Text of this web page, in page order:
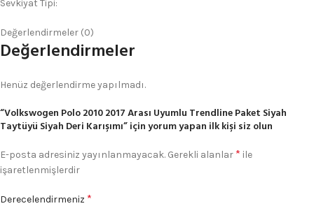
Sevkiyat Tipi:
Değerlendirmeler (0)
Değerlendirmeler
Henüz değerlendirme yapılmadı.
“Volkswogen Polo 2010 2017 Arası Uyumlu Trendline Paket Siyah
Taytüyü Siyah Deri Karışımı” için yorum yapan ilk kişi siz olun
E-posta adresiniz yayınlanmayacak. Gerekli alanlar * ile
işaretlenmişlerdir
Derecelendirmeniz *